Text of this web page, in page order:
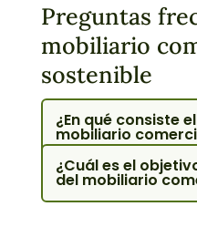
Preguntas
mobiliario
sostenible
¿En qué consiste
mobiliario
¿Cuál es el
del mobiliario